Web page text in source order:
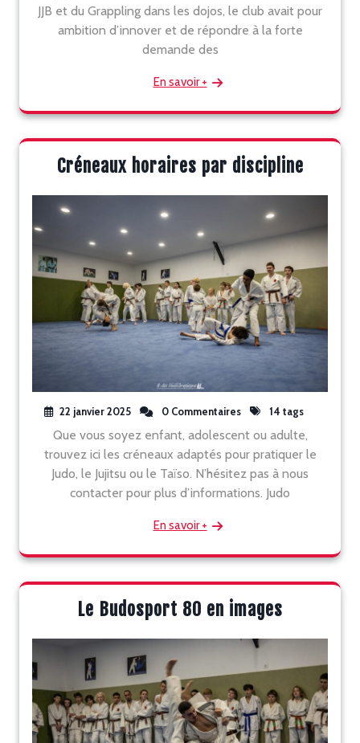
JJB et du Grappling dans les dojos, le club avait pour
ambition d’innover et de répondre à la forte
demande des
En savoir +
Créneaux horaires par discipline
22 janvier 2025 0 Commentaires 14 tags
Que vous soyez enfant, adolescent ou adulte,
trouvez ici les créneaux adaptés pour pratiquer le
Judo, le Jujitsu ou le Taïso. N’hésitez pas à nous
contacter pour plus d’informations. Judo
En savoir +
Le Budosport 80 en images